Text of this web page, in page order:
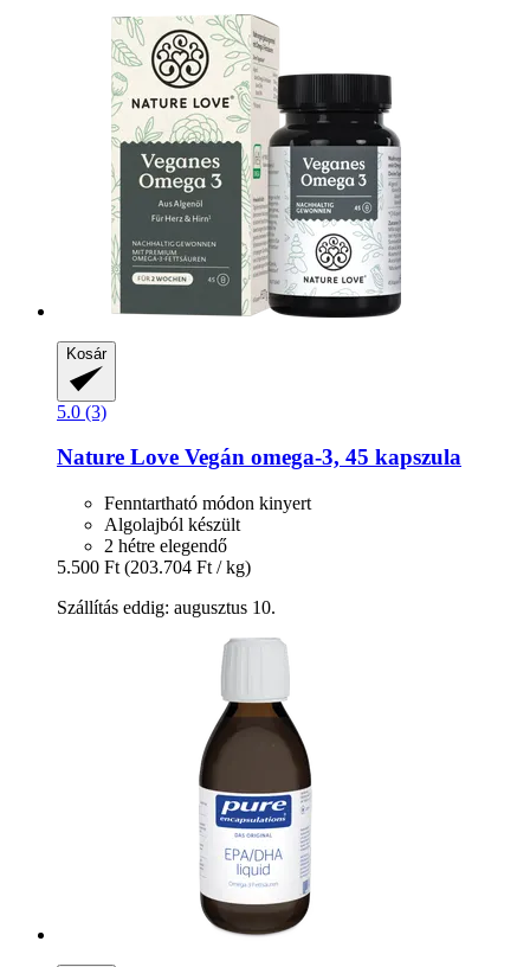
Kosár
5.0 (3)
Nature Love Vegán omega-​3, 45 kapszula
Fenntartható módon kinyert
Algolajból készült
2 hétre elegendő
5.500 Ft (203.704 Ft / kg)
Szállítás eddig: augusztus 10.